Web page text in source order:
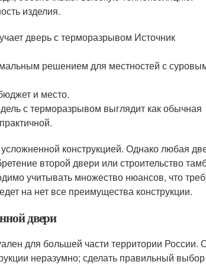
изделия.
дверь с терморазрывом Источник
решением для местностей с
и место.
с терморазрывом выглядит как обычная
конструкцией. Однако любая
второй двери или строительство
учитывать множество нюансов, что
на нет все преимущества конструкции.
двери
для большей части территории России.
неразумно; сделать правильный